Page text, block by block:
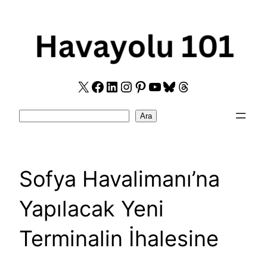
X Facebook
LinkedIn
Instagram
Pinterest
YouTube
Bluesky
Threads
Ara
Sofya Havalimanı’na
Yapılacak Yeni
Terminalin İhalesine